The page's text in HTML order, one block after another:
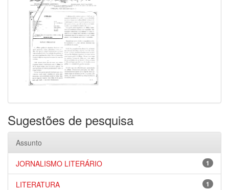
Sugestões de pesquisa
Assunto
1
JORNALISMO LITERÁRIO
1
LITERATURA